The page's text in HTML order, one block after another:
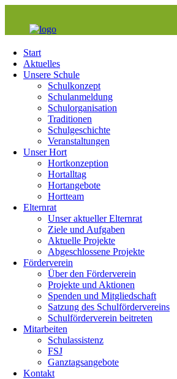
Start
Aktuelles
Unsere Schule
Schulkonzept
Schulanmeldung
Schulorganisation
Traditionen
Schulgeschichte
Veranstaltungen
Unser Hort
Hortkonzeption
Hortalltag
Hortangebote
Hortteam
Elternrat
Unser aktueller Elternrat
Ziele und Aufgaben
Aktuelle Projekte
Abgeschlossene Projekte
Förderverein
Über den Förderverein
Projekte und Aktionen
Spenden und Mitgliedschaft
Satzung des Schulfördervereins
Schulförderverein beitreten
Mitarbeiten
Schulassistenz
FSJ
Ganztagsangebote
Kontakt